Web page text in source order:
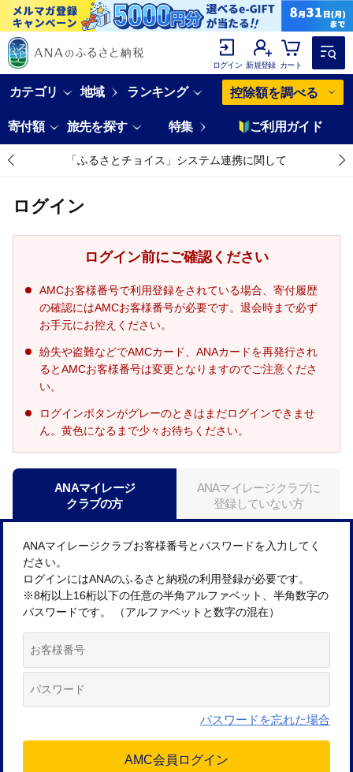
ログイン 新規登録 カート
カテゴリ 地域 ランキング 控除額を調べる
寄付額 旅先を探す 特集 ご利用ガイド
「ふるさとチョイス」システム連携に関して
ログイン
ログイン前にご確認ください
AMCお客様番号で利用登録をされている場合、寄付履歴
の確認にはAMCお客様番号が必要です。退会時まで必ず
お手元にお控えください。
紛失や盗難などでAMCカード、ANAカードを再発行され
るとAMCお客様番号は変更となりますのでご注意くださ
い。
ログインボタンがグレーのときはまだログインできませ
ん。黄色になるまで少々お待ちください。
ANAマイレージ
クラブの方
ANAマイレージクラブに
登録していない方
ANAマイレージクラブお客様番号とパスワードを入力してく
ださい。
ログインにはANAのふるさと納税の利用登録が必要です。
※8桁以上16桁以下の任意の半角アルファベット、半角数字の
パスワードです。 （アルファベットと数字の混在）
パスワードを忘れた場合